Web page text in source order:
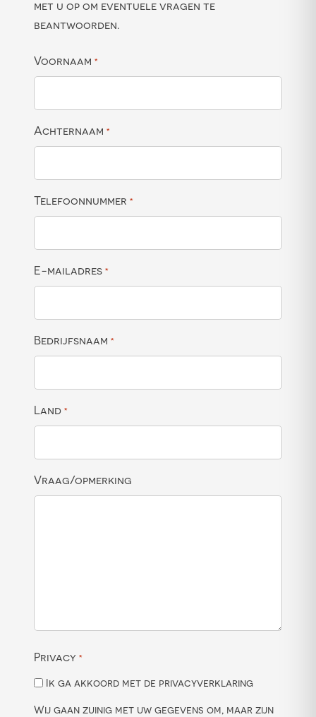
met u op om eventuele vragen te
beantwoorden.
Voornaam *
Achternaam *
Telefoonnummer *
E-mailadres *
Bedrijfsnaam *
Land *
Vraag/opmerking
Privacy *
Ik ga akkoord met de privacyverklaring
Wij gaan zuinig met uw gegevens om, maar zijn